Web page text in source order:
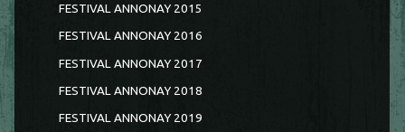
FESTIVAL ANNONAY 2015
FESTIVAL ANNONAY 2016
FESTIVAL ANNONAY 2017
FESTIVAL ANNONAY 2018
FESTIVAL ANNONAY 2019